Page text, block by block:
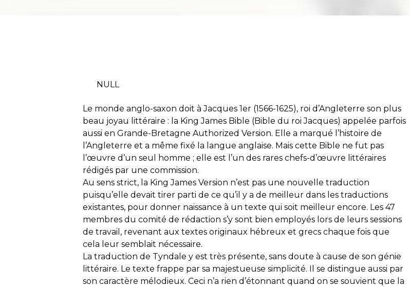
NULL
Le monde anglo-saxon doit à Jacques 1er (1566-1625), roi d’Angleterre son plus
beau joyau littéraire : la King James Bible (Bible du roi Jacques) appelée parfois
aussi en Grande-BretagneAuthorized Version. Elle a marqué l’histoire de
l’Angleterre et a même fixé la langue anglaise. Mais cette Bible ne fut pas
l’œuvre d’un seul homme ; elle est l’un des rares chefs-d’œuvre littéraires
rédigés par une commission.
Au sens strict, la King James Version n’est pas une nouvelle traduction
puisqu’elle devait tirer parti de ce qu’il y a de meilleur dans les traductions
existantes, pour donner naissance à un texte qui soit meilleur encore. Les 47
membres du comité de rédaction s’y sont bien employés lors de leurs sessions
de travail, revenant aux textes originaux hébreux et grecs chaque fois que
cela leur semblait nécessaire.
La traduction de Tyndale y est très présente, sans doute à cause de son génie
littéraire. Le texte frappe par sa majestueuse simplicité. Il se distingue aussi par
son caractère mélodieux. Ceci n’a rien d’étonnant quand on se souvient que la